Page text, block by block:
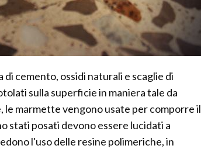
cemento, ossidi naturali e scaglie di
sulla superficie in maniera tale da
marmette vengono usate per comporre il
stati posati devono essere lucidati a
l'uso delle resine polimeriche, in